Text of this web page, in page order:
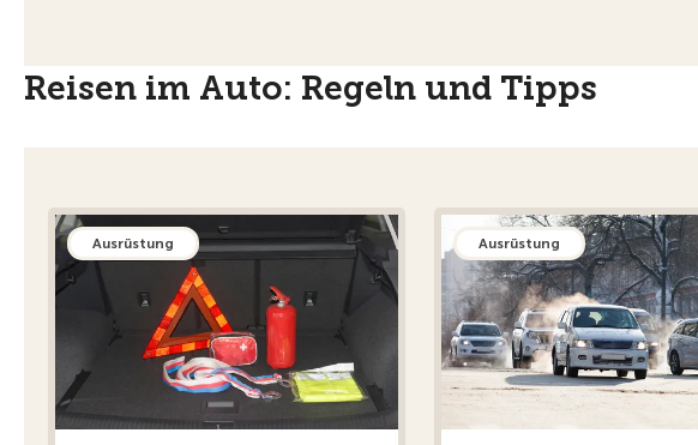
Reisen im Auto: Regeln und Tipps
Ausrüstung Ausrüstung